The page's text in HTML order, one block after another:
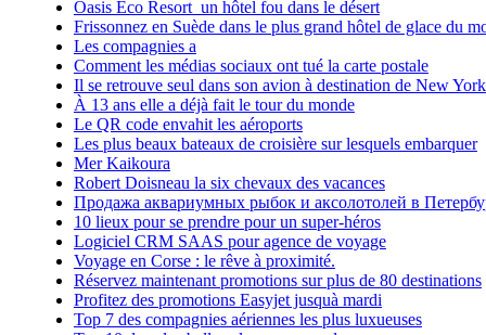
Oasis Eco Resort un hôtel fou dans le désert
Frissonnez en Suède dans le plus grand hôtel de glace du
Les compagnies a
Comment les médias sociaux ont tué la carte postale
Il se retrouve seul dans son avion à destination de New York
À 13 ans elle a déjà fait le tour du monde
Le QR code envahit les aéroports
Les plus beaux bateaux de croisière sur lesquels embarquer
Mer Kaikoura
Robert Doisneau la six chevaux des vacances
Продажа аквариумных рыбок и аксолотолей в
10 lieux pour se prendre pour un super-héros
Logiciel CRM SAAS pour agence de voyage
Voyage en Corse : le rêve à proximité.
Réservez maintenant promotions sur plus de 80 destinations
Profitez des promotions Easyjet jusquà mardi
Top 7 des compagnies aériennes les plus luxueuses